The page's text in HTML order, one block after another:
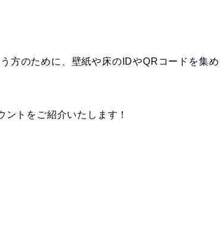
方のために、壁紙や床のIDやQRコードを集め
ントをご紹介いたします！